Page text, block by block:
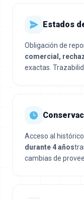
Estados
Obligación de
comercial,
exactas.
Acceso al
durante 4 años
cambias de